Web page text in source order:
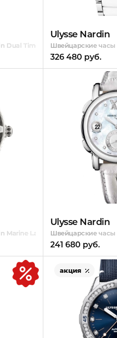
Dual Time Ladies
Ulysse Nardin
Швейцарские часы
326 480 руб.
Marine Lady Diver
Ulysse Nardin
Швейцарские часы
241 680 руб.
акция